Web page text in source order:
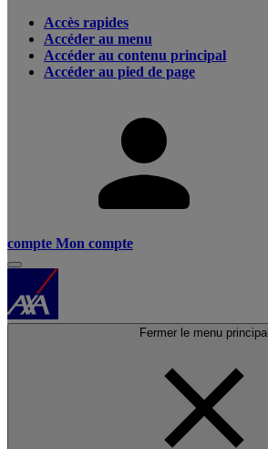
Accès rapides
Accéder au menu
Accéder au contenu principal
Accéder au pied de page
compte Mon compte
Fermer le menu principal